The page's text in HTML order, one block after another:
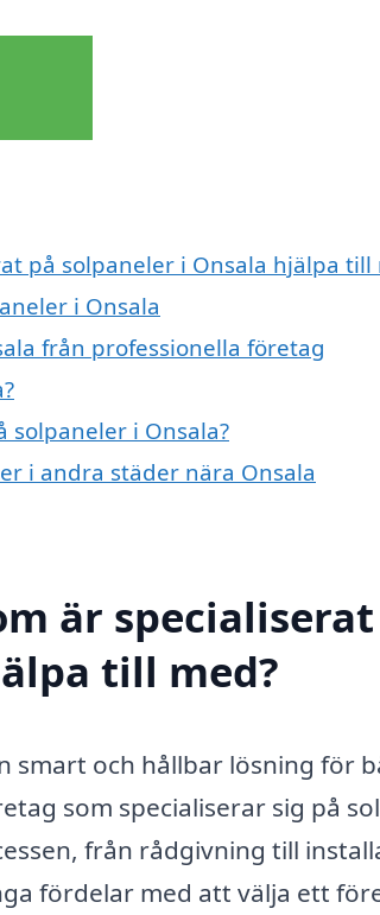
på solpaneler i Onsala hjälpa till
i Onsala
från professionella företag
i Onsala?
i andra städer nära Onsala
är
till med?
smart och hållbar lösning för
som specialiserar sig på
från rådgivning till
fördelar med att välja ett